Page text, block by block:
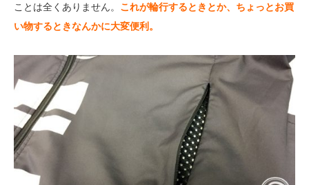
ことは全くありません。 これが輪行するときとか、ちょっとお買
い物するときなんかに大変便利。